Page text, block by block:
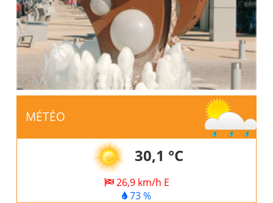
MÉTÉO
30,1 °C
26,9 km/h E
73 %